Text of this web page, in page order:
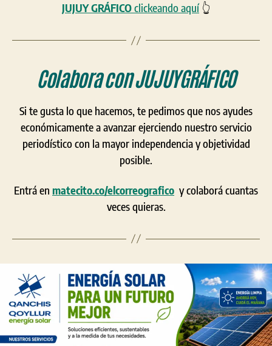
JUJUY GRÁFICOclickeando aquí👆
Colabora conJUJUYGRÁFICO
Si te gusta lo que hacemos, te pedimos que nos ayudes
económicamente a avanzar ejerciendo nuestro servicio
periodístico con la mayor independencia y objetividad
posible.
Entrá en matecito.co/elcorreografico y colaborá cuantas
veces quieras.